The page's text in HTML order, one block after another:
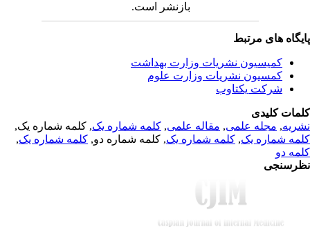
بازنشر است.
های مرتبط
کمیسیون نشریات وزارت بهداشت
کمسیون نشریات وزارت علوم
شرکت یکتاوب
کلیدی
,مجله علمی, مقاله علمی, کلمه شماره یک, کلمه شماره یک,
شماره یک,کلمه شماره یک, کلمه شماره دو,کلمه شماره یک,
دو